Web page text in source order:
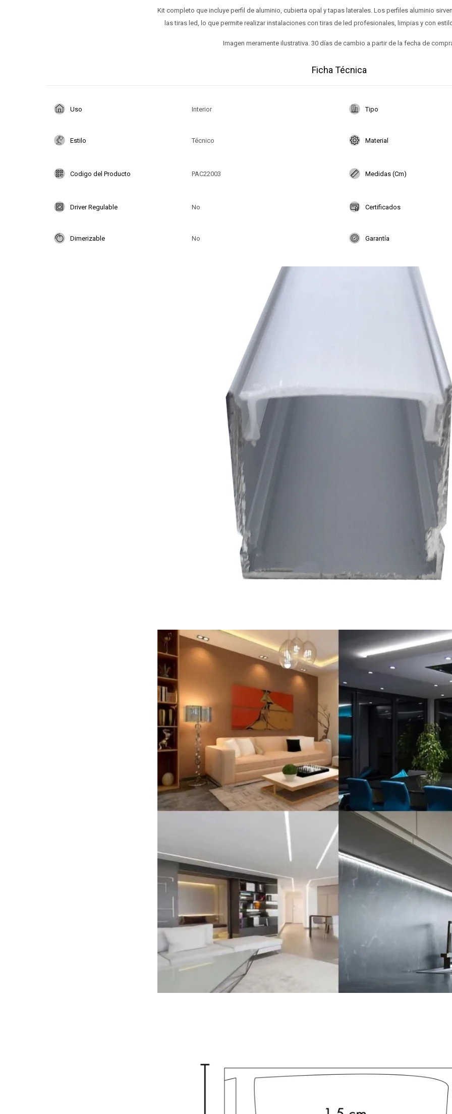
Kit completo que incluye perfil de aluminio, cubierta opal y tapas laterales. Los perfiles aluminio
las tiras led, lo que permite realizar instalaciones con tiras de led profesionales, limpias y con
Imagen meramente ilustrativa. 30 días de cambio a partir de la fecha de
Ficha Técnica
Uso Interior Tipo
Estilo Técnico Material
Codigo del Producto PAC22003 Medidas (Cm)
Driver Regulable No Certificados
Dimerizable No Garantía